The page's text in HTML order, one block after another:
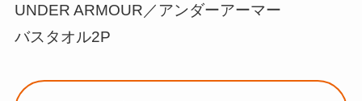
UNDER ARMOUR／アンダーアーマー
バスタオル2P